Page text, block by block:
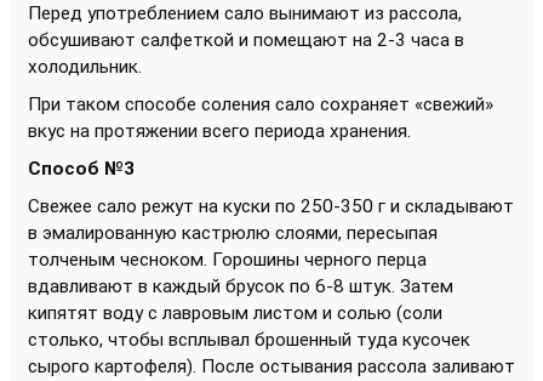
Перед употреблением сало вынимают из рассола,
обсушивают салфеткой и помещают на 2-3 часа в
холодильник.
При таком способе соления сало сохраняет «свежий»
вкус на протяжении всего периода хранения.
Способ №3
Свежее сало режут на куски по 250-350 г и складывают
в эмалированную кастрюлю слоями, пересыпая
толченым чесноком. Горошины черного перца
вдавливают в каждый брусок по 6-8 штук. Затем
кипятят воду с лавровым листом и солью (соли
столько, чтобы всплывал брошенный туда кусочек
сырого картофеля). После остывания рассола заливают